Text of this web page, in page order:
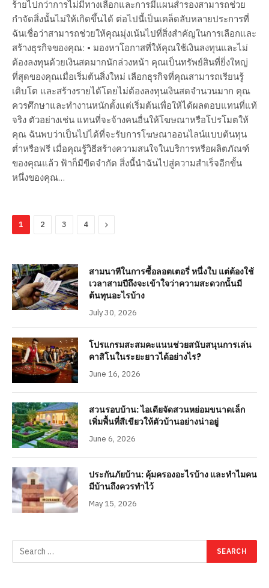
ร้ายไปกว่าการไม่มีทางเลือกและการมีแผนสำรองสามารถช่วย
กำจัดสิ่งนั้นไม่ให้เกิดขึ้นได้ ต่อไปนี้เป็นเคล็ดลับหลายประการที่
ฉันเชื่อว่าสามารถช่วยให้คุณมุ่งเน้นไปที่สิ่งสำคัญในการเลือกและ
สร้างธุรกิจของคุณ: • มองหาโอกาสที่ให้คุณใช้เงินลงทุนและไม่
ต้องลงทุนด้วยเงินสดมากนักล่วงหน้า คุณเป็นทรัพย์สินที่ยิ่งใหญ่
ที่สุดของคุณเมื่อเริ่มต้นสิ่งใหม่ เลือกธุรกิจที่คุณสามารถเรียนรู้
เติบโต และสร้างรายได้โดยไม่ต้องลงทุนเงินสดจำนวนมาก คุณ
ควรศึกษาและทำงานหนักตั้งแต่เริ่มต้นเพื่อให้ได้ผลตอบแทนที่แท้
จริง ตัวอย่างเช่น แทนที่จะจ้างคนอื่นให้โฆษณาหรือโปรโมตให้
คุณ ฉันพบว่าเป็นไปได้ที่จะรับการโฆษณาออนไลน์แบบต้นทุน
ต่ำหรือฟรี เมื่อคุณรู้วิธีสร้างความสนใจในบริการหรือผลิตภัณฑ์
ของคุณแล้ว ฟ้าก็มีขีดจำกัด สิ่งนี้นำฉันไปสู่ความสำเร็จอีกขั้น
หนึ่งของคุณ…
1 2 3 4 Next
สามนาทีในการซื้อลอตเตอรี่ หนึ่งใบ แต่ต้องใช้
เวลาสามปีถึงจะเข้าใจว่าความสะดวกนั้นมี
ต้นทุนอะไรบ้าง
July 30, 2026
โปรแกรมสะสมคะแนนช่วยสนับสนุนการเล่น
คาสิโนในระยะยาวได้อย่างไร?
June 16, 2026
สวนรอบบ้าน: ไอเดียจัดสวนหย่อมขนาดเล็ก
เพิ่มพื้นที่สีเขียวให้ตัวบ้านอย่างน่าอยู่
June 6, 2026
ประกันภัยบ้าน: คุ้มครองอะไรบ้าง และทำไมคน
มีบ้านถึงควรทำไว้
May 15, 2026